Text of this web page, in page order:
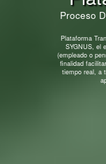
Proceso
Plataforma
SYGNUS, el
(empleado o
finalidad
tiempo real, a